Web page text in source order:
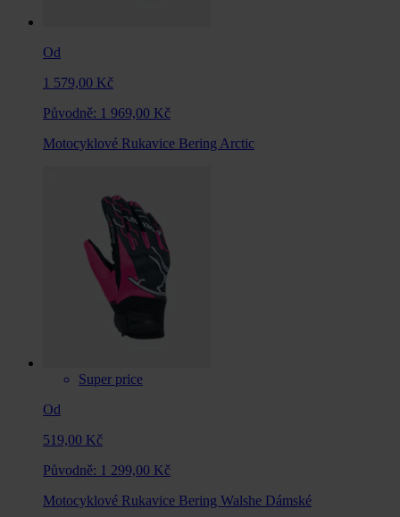
Od
1 579,00 Kč
Původně: 1 969,00 Kč
Motocyklové Rukavice Bering Arctic
Super price
Od
519,00 Kč
Původně: 1 299,00 Kč
Motocyklové Rukavice Bering Walshe Dámské